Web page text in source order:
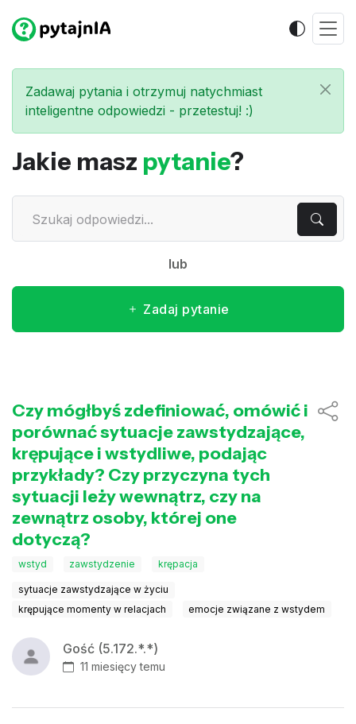
Zadawaj pytania i otrzymuj natychmiast
inteligentne odpowiedzi - przetestuj! :)
Jakie masz pytanie?
lub
Zadaj pytanie
Czy mógłbyś zdefiniować, omówić i
porównać sytuacje zawstydzające,
krępujące i wstydliwe, podając
przykłady? Czy przyczyna tych
sytuacji leży wewnątrz, czy na
zewnątrz osoby, której one
dotyczą?
wstyd zawstydzenie krępacja
sytuacje zawstydzające w życiu
krępujące momenty w relacjach
emocje związane z wstydem
Gość (5.172.*.*)
11 miesięcy temu